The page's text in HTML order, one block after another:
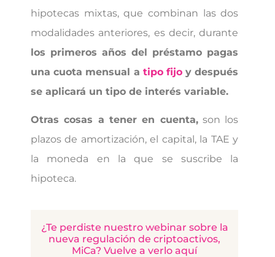
hipotecas mixtas, que combinan las dos
modalidades anteriores, es decir, durante
los primeros años del préstamo pagas
una cuota mensual a tipo fijoy después
se aplicará un tipo de interés variable.
Otras cosas a tener en cuenta,son los
plazos de amortización, el capital, la TAE y
la moneda en la que se suscribe la
hipoteca.
¿Te perdiste nuestro webinar sobre la
nueva regulación de criptoactivos,
MiCa? Vuelve a verlo aquí